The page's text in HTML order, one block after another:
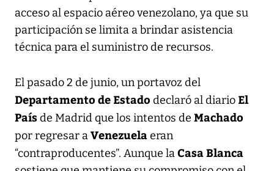
acceso al espacio aéreo venezolano, ya que su
participación se limita a brindar asistencia
técnica para el suministro de recursos.
El pasado 2 de junio, un portavoz del
Departamento de Estado declaró al diario El
Paísde Madrid que los intentos de Machado
por regresar aVenezuelaeran
“contraproducentes”. Aunque laCasa Blanca